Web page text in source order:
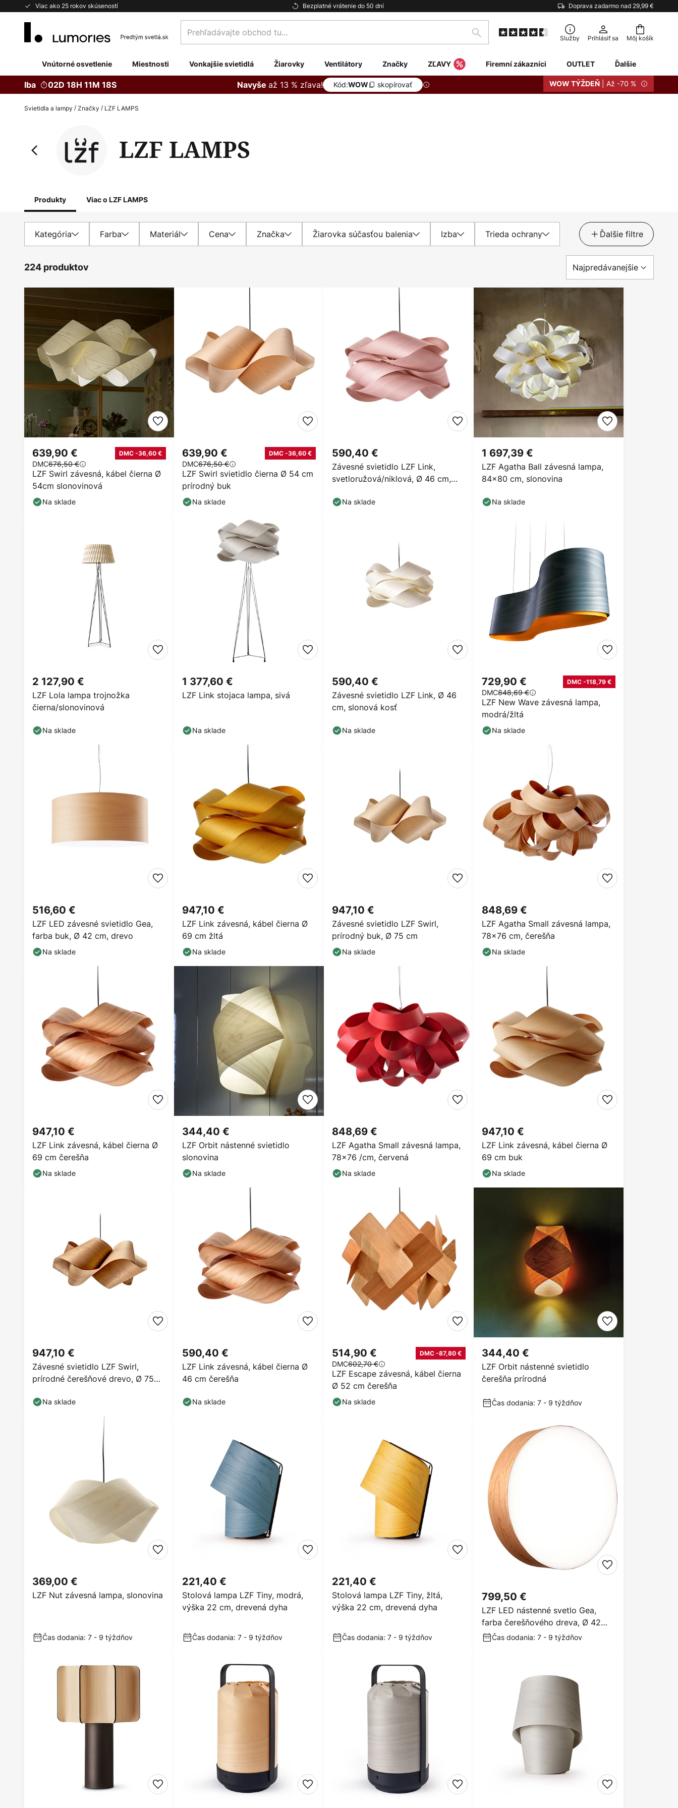
Viac ako 25 rokov skúseností Bezplatné vrátenie do 50 dní Doprava zadarmo nad 29,99 €
Skip
Môj košík
Prehľadávajte
obchod
Hľadať Služby Prihlásiť sa
Vnútorné osvetlenie Miestnosti Vonkajšie svietidlá Žiarovky Ventilátory Značky ZĽAVY Firemní zákazníci OUTLET Ďalšie
Iba 02D 18H 11M 16S Navyše až 13 % zľava! Kód:WOW skopírovať WOW TÝŽDEŇ | Až -70 %
Svietidla a lampy Značky LZF LAMPS
LZF LAMPS
Produkty Viac o LZF LAMPS
Kategória Farba Materiál Cena Značka Žiarovka súčasťou balenia Izba Trieda ochrany Ďalšie filtre
224 produktov
LZF Swirl závesná, kábel čierna Ø
54cm slonovinová
639,90 € DMC -36,60 €
DMC676,50 €
Na sklade
LZF Swirl svietidlo čierna Ø 54 cm
prírodný buk
639,90 € DMC -36,60 €
DMC676,50 €
Na sklade
Závesné svietidlo LZF Link,
svetloružová/niklová, Ø 46 cm,
590,40 €
Na sklade
LZF Agatha Ball závesná lampa,
84x80 cm, slonovina
1 697,39 €
Na sklade
LZF Lola lampa trojnožka
čierna/slonovinová
2 127,90 €
Na sklade
LZF Link stojaca lampa, sivá
1 377,60 €
Na sklade
Závesné svietidlo LZF Link, Ø 46
cm, slonová kosť
590,40 €
Na sklade
LZF New Wave závesná lampa,
modrá/žltá
729,90 € DMC -118,79 €
DMC848,69 €
Na sklade
LZF LED závesné svietidlo Gea,
farba buk, Ø 42 cm, drevo
516,60 €
Na sklade
LZF Link závesná, kábel čierna Ø
69 cm žltá
947,10 €
Na sklade
Závesné svietidlo LZF Swirl,
prírodný buk, Ø 75 cm
947,10 €
Na sklade
LZF Agatha Small závesná lampa,
78x76 cm, čerešňa
848,69 €
Na sklade
LZF Link závesná, kábel čierna Ø
69 cm čerešňa
947,10 €
Na sklade
LZF Orbit nástenné svietidlo
slonovina
344,40 €
Na sklade
LZF Agatha Small závesná lampa,
78x76 /cm, červená
848,69 €
Na sklade
LZF Link závesná, kábel čierna Ø
69 cm buk
947,10 €
Na sklade
Závesné svietidlo LZF Swirl,
prírodné čerešňové drevo, Ø 75
947,10 €
Na sklade
LZF Link závesná, kábel čierna Ø
46 cm čerešňa
590,40 €
Na sklade
LZF Escape závesná, kábel čierna
Ø 52 cm čerešňa
514,90 € DMC -87,80 €
DMC602,70 €
Na sklade
LZF Orbit nástenné svietidlo
čerešňa prírodná
344,40 €
Čas dodania: 7 - 9 týždňov
LZF Nut závesná lampa, slonovina
369,00 €
Čas dodania: 7 - 9 týždňov
Stolová lampa LZF Tiny, modrá,
výška 22 cm, drevená dyha
221,40 €
Čas dodania: 7 - 9 týždňov
Stolová lampa LZF Tiny, žltá,
výška 22 cm, drevená dyha
221,40 €
Čas dodania: 7 - 9 týždňov
LZF LED nástenné svetlo Gea,
farba čerešňového dreva, Ø 42
cm, drevo
799,50 €
Čas dodania: 7 - 9 týždňov